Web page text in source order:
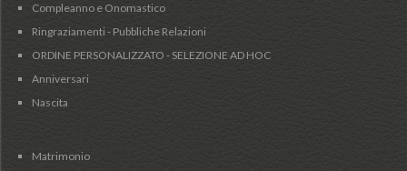
Compleanno e Onomastico
Ringraziamenti - Pubbliche Relazioni
ORDINE PERSONALIZZATO - SELEZIONE AD HOC
Anniversari
Nascita
Matrimonio